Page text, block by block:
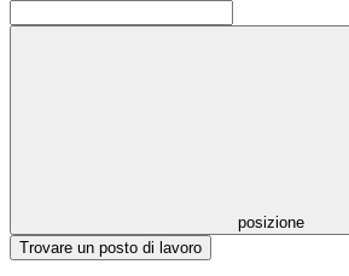
posizione
Trovare un posto di lavoro